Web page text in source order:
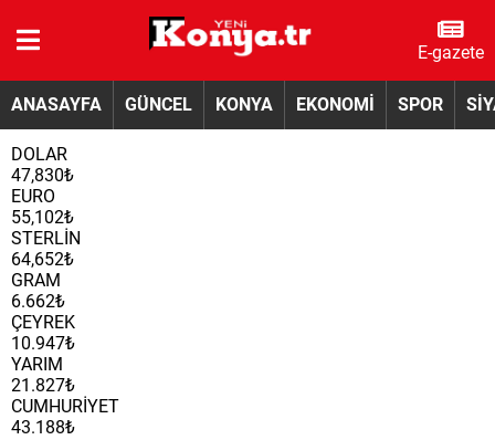
E-gazete
ANASAYFA GÜNCEL KONYA EKONOMİ SPOR
DOLAR
47,830₺
EURO
55,102₺
STERLİN
64,652₺
GRAM
6.662₺
ÇEYREK
10.947₺
YARIM
21.827₺
CUMHURİYET
43.188₺